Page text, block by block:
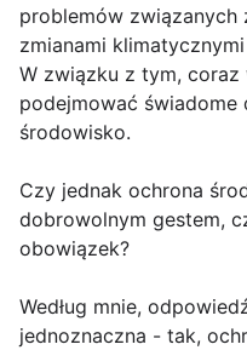
problemów związanych
zmianami
W związku z tym,
podejmować świadome
środowisko.
Czy jednak ochrona
dobrowolnym gestem,
obowiązek?
Według mnie,
jednoznaczna - tak,